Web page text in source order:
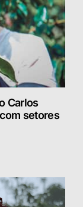
Carlos
setores